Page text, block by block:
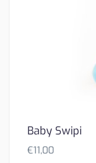
Baby Swipi
€11,00